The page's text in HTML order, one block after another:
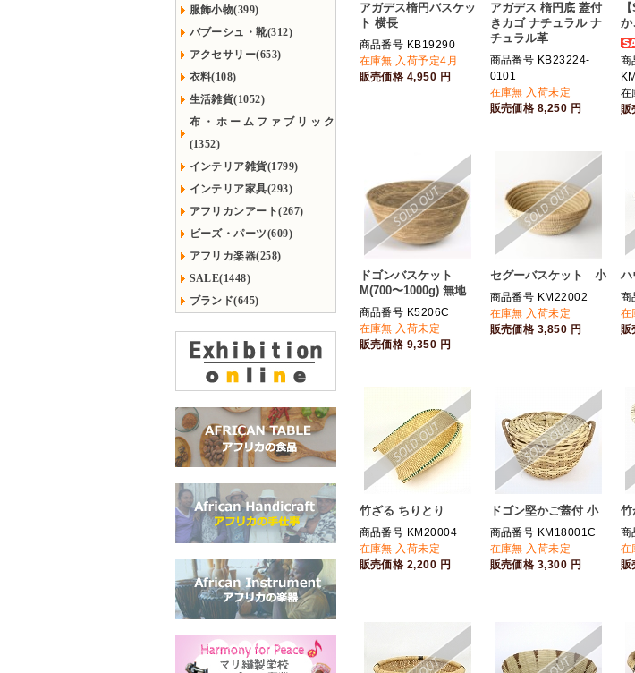
服飾小物(399)
バブーシュ・靴(312)
アクセサリー(653)
衣料(108)
生活雑貨(1052)
布・ホームファブリック
(1352)
インテリア雑貨(1799)
インテリア家具(293)
アフリカンアート(267)
ビーズ・パーツ(609)
アフリカ楽器(258)
SALE(1448)
ブランド(645)
アガデス楕円バスケッ
ト 横長
商品番号 KB19290
在庫無 入荷予定4月
販売価格 4,950 円
アガデス 楕円底 蓋付
きカゴ ナチュラル ナ
チュラル革
商品番号 KB23224-
0101
在庫無 入荷未定
販売価格 8,250 円
か
商
在
販
ドゴンバスケット
M(700〜1000g) 無地
商品番号 K5206C
在庫無 入荷未定
販売価格 9,350 円
セグーバスケット 小
商品番号 KM22002
在庫無 入荷未定
販売価格 3,850 円
ハ
商
在
販
竹ざる ちりとり
商品番号 KM20004
在庫無 入荷未定
販売価格 2,200 円
ドゴン堅かご蓋付 小
商品番号 KM18001C
在庫無 入荷未定
販売価格 3,300 円
竹
商
在
販